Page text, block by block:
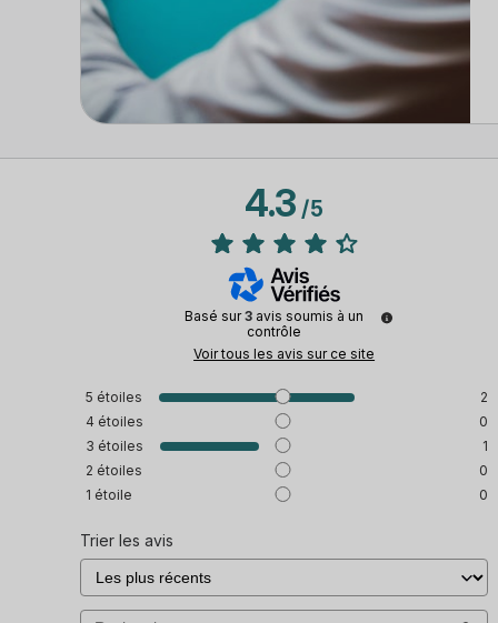
4.3/5
Basé sur3 avis soumis à un
contrôle
Voir tous les avis sur ce site
5 étoiles
2
4 étoiles
0
3 étoiles
1
2 étoiles
0
1 étoile 0
Trier les avis